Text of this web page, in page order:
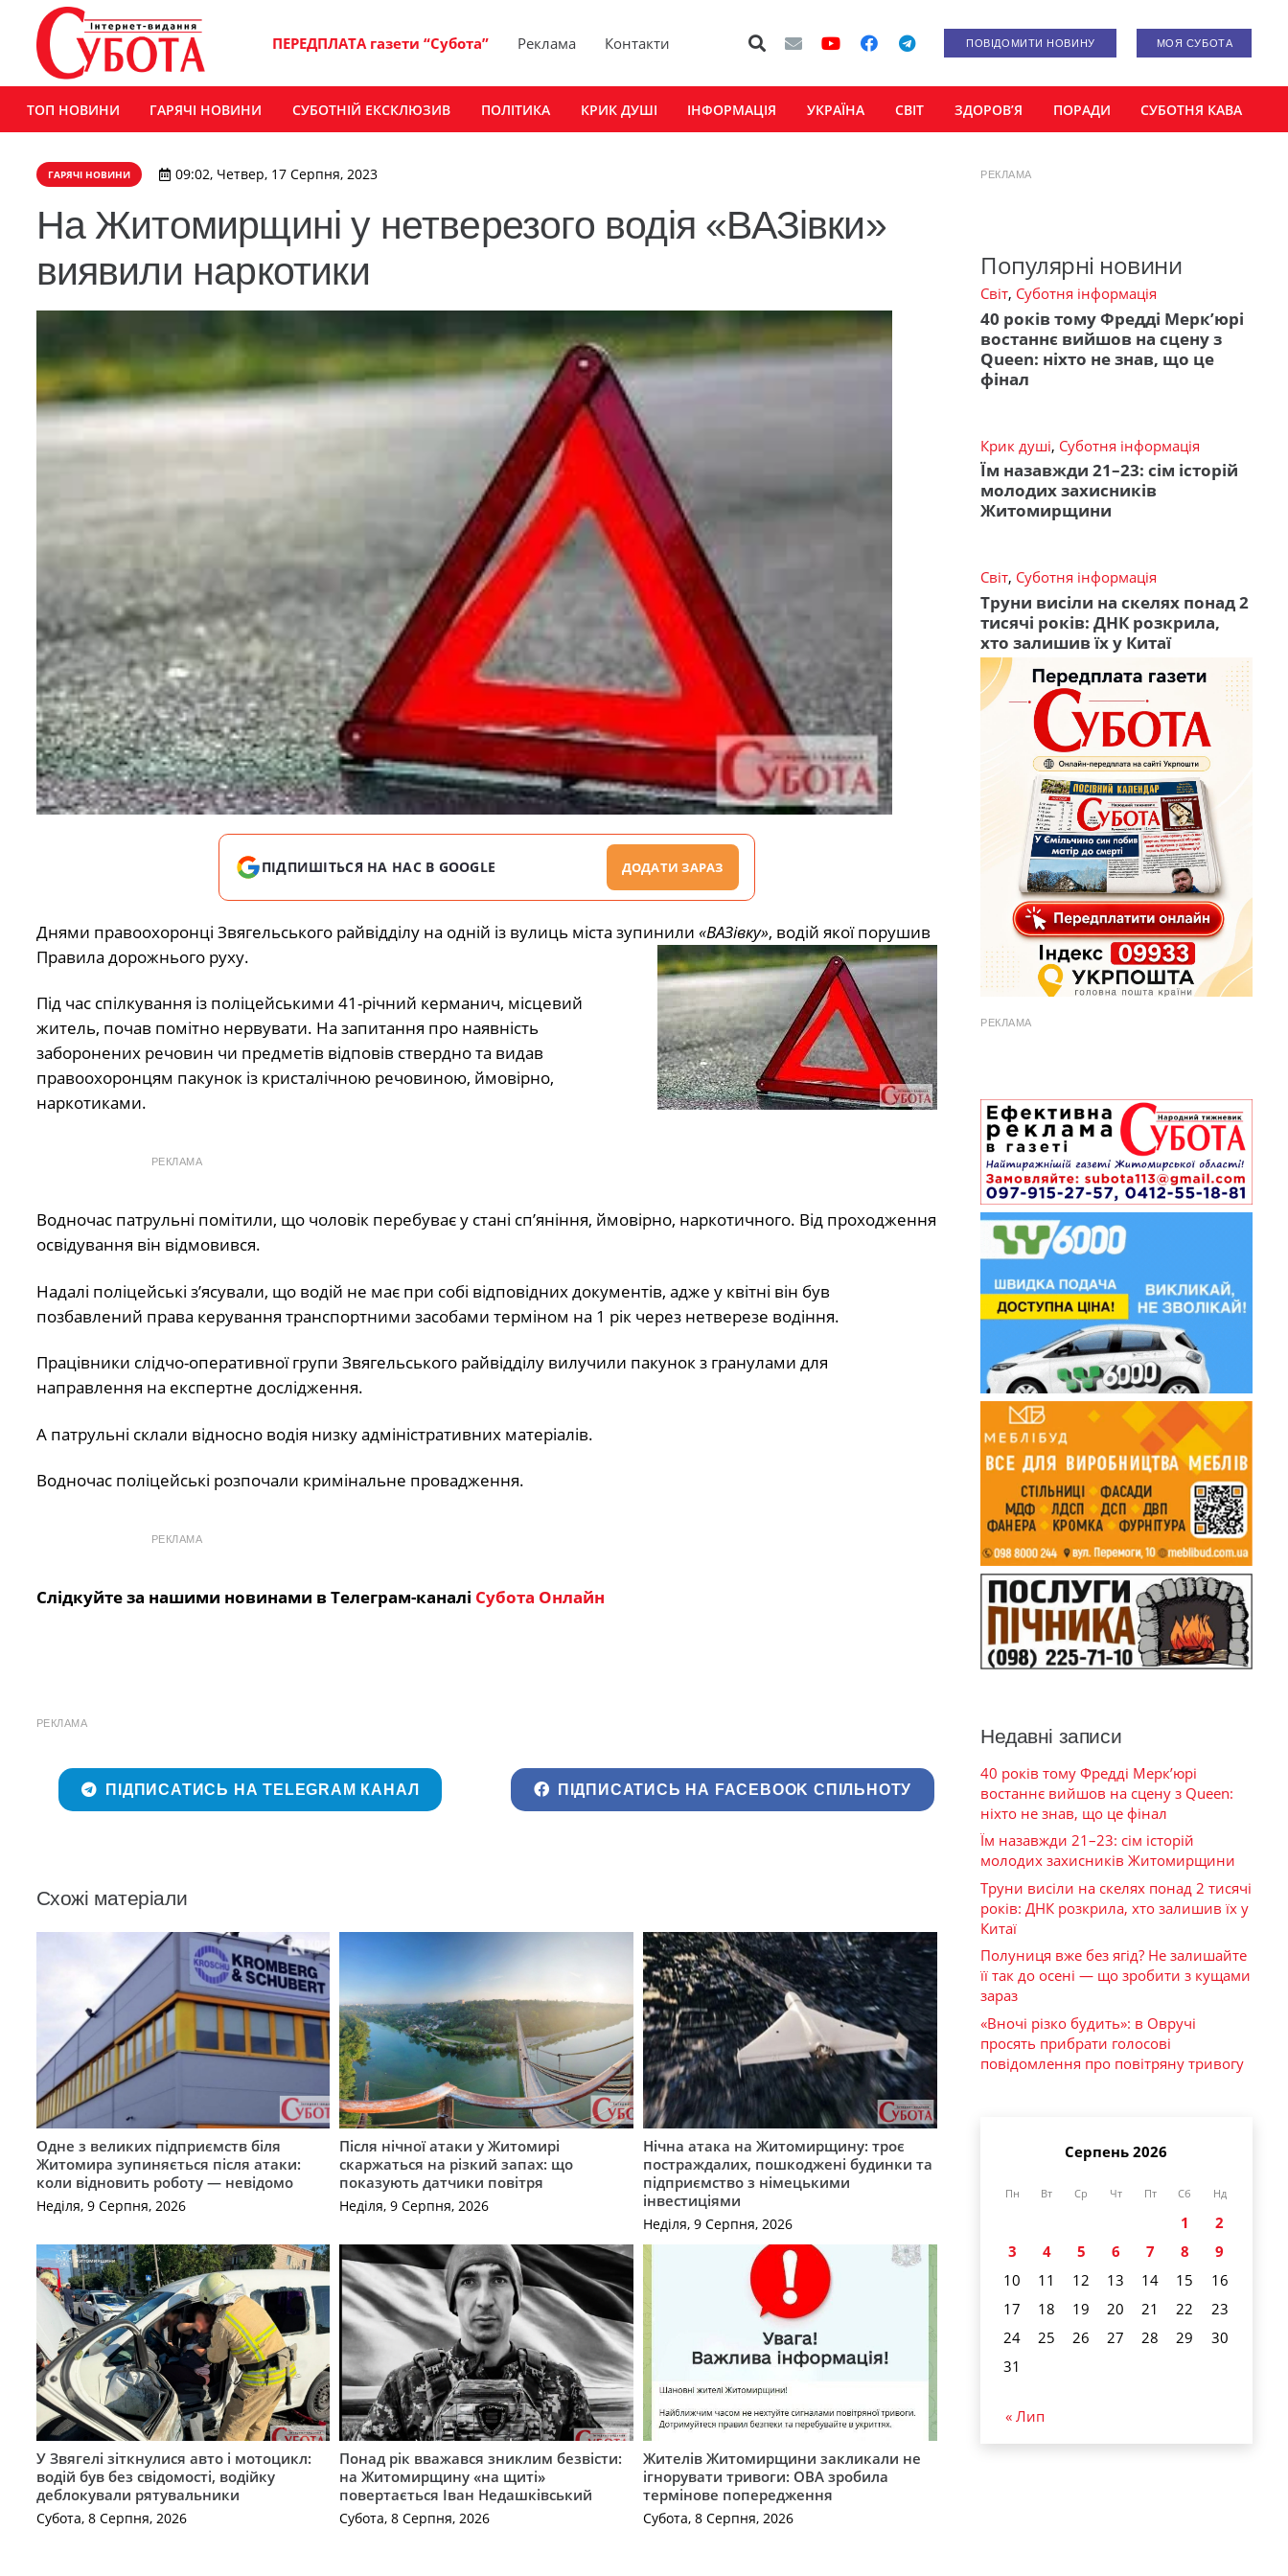
ПЕРЕДПЛАТА газети “Субота” Реклама Контакти ПОВІДОМИТИ НОВИНУ МОЯ СУБОТА
ТОП НОВИНИ ГАРЯЧІ НОВИНИ СУБОТНІЙ ЕКСКЛЮЗИВ ПОЛІТИКА КРИК ДУШІ ІНФОРМАЦІЯ УКРАЇНА СВІТ ЗДОРОВ’Я ПОРАДИ СУБОТНЯ КАВА
ГАРЯЧІ НОВИНИ 09:02, Четвер, 17 Серпня, 2023
​На Житомирщині у нетверезого водія «ВАЗівки»
виявили наркотики
ПІДПИШІТЬСЯ НА НАС В GOOGLE ДОДАТИ ЗАРАЗ
Днями правоохоронці Звягельського райвідділу на одній із вулиць міста зупинили «ВАЗівку», водій якої порушив
Правила дорожнього руху.
Під час спілкування із поліцейськими 41-річний керманич, місцевий
житель, почав помітно нервувати. На запитання про наявність
заборонених речовин чи предметів відповів ствердно та видав
правоохоронцям пакунок із кристалічною речовиною, ймовірно,
наркотиками.
РЕКЛАМА
Водночас патрульні помітили, що чоловік перебуває у стані сп’яніння, ймовірно, наркотичного. Від проходження
освідування він відмовився.
Надалі поліцейські з’ясували, що водій не має при собі відповідних документів, адже у квітні він був
позбавлений права керування транспортними засобами терміном на 1 рік через нетверезе водіння.
Працівники слідчо-оперативної групи Звягельського райвідділу вилучили пакунок з гранулами для
направлення на експертне дослідження.
А патрульні склали відносно водія низку адміністративних матеріалів.
Водночас поліцейські розпочали кримінальне провадження.
РЕКЛАМА
Слідкуйте за нашими новинами в Телеграм-каналі Субота Онлайн
РЕКЛАМА
ПІДПИСАТИСЬ НА TELEGRAM КАНАЛ ПІДПИСАТИСЬ НА FACEBOOK СПІЛЬНОТУ
Схожі матеріали
Одне з великих підприємств біля
Житомира зупиняється після атаки:
коли відновить роботу — невідомо
Неділя, 9 Серпня, 2026
Після нічної атаки у Житомирі
скаржаться на різкий запах: що
показують датчики повітря
Неділя, 9 Серпня, 2026
Нічна атака на Житомирщину: троє
постраждалих, пошкоджені будинки та
підприємство з німецькими
інвестиціями
Неділя, 9 Серпня, 2026
У Звягелі зіткнулися авто і мотоцикл:
водій був без свідомості, водійку
деблокували рятувальники
Субота, 8 Серпня, 2026
Понад рік вважався зниклим безвісти:
на Житомирщину «на щиті»
повертається Іван Недашківський
Субота, 8 Серпня, 2026
Жителів Житомирщини закликали не
ігнорувати тривоги: ОВА зробила
термінове попередження
Субота, 8 Серпня, 2026
РЕКЛАМА
Популярні новини
Світ, Суботня інформація
40 років тому Фредді Мерк’юрі
востаннє вийшов на сцену з
Queen: ніхто не знав, що це
фінал
Крик душі, Суботня інформація
Їм назавжди 21–23: сім історій
молодих захисників
Житомирщини
Світ, Суботня інформація
Труни висіли на скелях понад 2
тисячі років: ДНК розкрила,
хто залишив їх у Китаї
РЕКЛАМА
Недавні записи
40 років тому Фредді Мерк’юрі
востаннє вийшов на сцену з Queen:
ніхто не знав, що це фінал
Їм назавжди 21–23: сім історій
молодих захисників Житомирщини
Труни висіли на скелях понад 2 тисячі
років: ДНК розкрила, хто залишив їх у
Китаї
Полуниця вже без ягід? Не залишайте
її так до осені — що зробити з кущами
зараз
«Вночі різко будить»: в Овручі
просять прибрати голосові
повідомлення про повітряну тривогу
Серпень 2026
Пн Вт Ср Чт Пт Сб Нд
1
2
3
4 5 6 7 8
9
10
11 12 13 14 15
16
17
18 19 20 21 22
23
24
25 26 27 28 29
30
31
« Лип